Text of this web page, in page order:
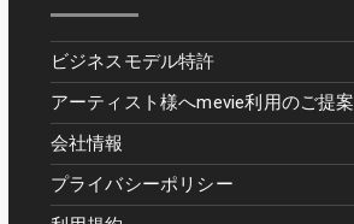
ビジネスモデル特許
アーティスト様へmevie利用のご提案
会社情報
プライバシーポリシー